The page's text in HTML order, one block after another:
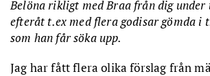
Belöna rikligt med Braa från dig under
efteråt t.ex med flera godisar gömda i
som han får söka upp.
Jag har fått flera olika förslag från